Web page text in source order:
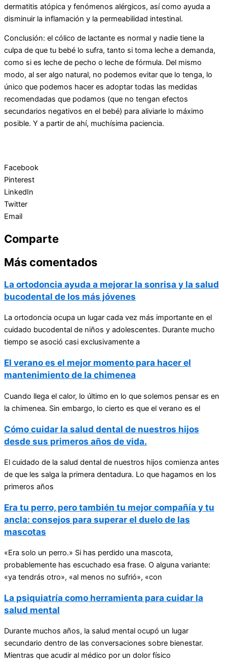
dermatitis atópica y fenómenos alérgicos, así como ayuda a
disminuir la inflamación y la permeabilidad intestinal.
Conclusión: el cólico de lactante es normal y nadie tiene la
culpa de que tu bebé lo sufra, tanto si toma leche a demanda,
como si es leche de pecho o leche de fórmula. Del mismo
modo, al ser algo natural, no podemos evitar que lo tenga, lo
único que podemos hacer es adoptar todas las medidas
recomendadas que podamos (que no tengan efectos
secundarios negativos en el bebé) para aliviarle lo máximo
posible. Y a partir de ahí, muchísima paciencia.
Facebook
Pinterest
LinkedIn
Twitter
Email
Comparte
Más comentados
La ortodoncia ayuda a mejorar la sonrisa y la salud
bucodental de los más jóvenes
La ortodoncia ocupa un lugar cada vez más importante en el
cuidado bucodental de niños y adolescentes. Durante mucho
tiempo se asoció casi exclusivamente a
El verano es el mejor momento para hacer el
mantenimiento de la chimenea
Cuando llega el calor, lo último en lo que solemos pensar es en
la chimenea. Sin embargo, lo cierto es que el verano es el
Cómo cuidar la salud dental de nuestros hijos
desde sus primeros años de vida.
El cuidado de la salud dental de nuestros hijos comienza antes
de que les salga la primera dentadura. Lo que hagamos en los
primeros años
Era tu perro, pero también tu mejor compañía y tu
ancla: consejos para superar el duelo de las
mascotas
«Era solo un perro.» Si has perdido una mascota,
probablemente has escuchado esa frase. O alguna variante:
«ya tendrás otro», «al menos no sufrió», «con
La psiquiatría como herramienta para cuidar la
salud mental
Durante muchos años, la salud mental ocupó un lugar
secundario dentro de las conversaciones sobre bienestar.
Mientras que acudir al médico por un dolor físico